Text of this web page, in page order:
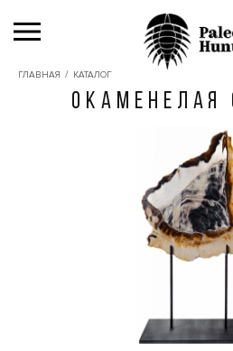
ГЛАВНАЯ / КАТАЛОГ
ОКАМЕНЕЛАЯ